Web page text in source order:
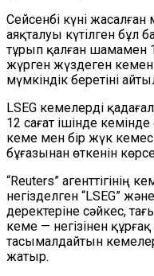
Сейсенбі күні
аяқталуы күтілген бұл
тұрып қалған шамамен
жүрген жүздеген
мүмкіндік беретіні
LSEG кемелерді
12 сағат ішінде
кеме мен бір жүк
бұғазынан өткенін
“Reuters” агенттігінің
негізделген “LSEG” және
деректеріне сәйкес,
кеме — негізінен
тасымалдайтын
жатыр.